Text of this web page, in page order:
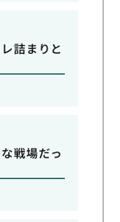
詰まりと
戦場だっ